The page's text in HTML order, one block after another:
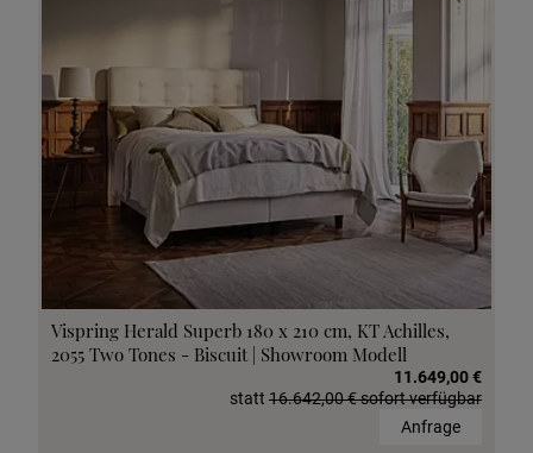
Vispring Herald Superb 180 x 210 cm, KT Achilles,
2055 Two Tones - Biscuit | Showroom Modell
11.649,00 €
statt 16.642,00 € sofort verfügbar
Anfrage